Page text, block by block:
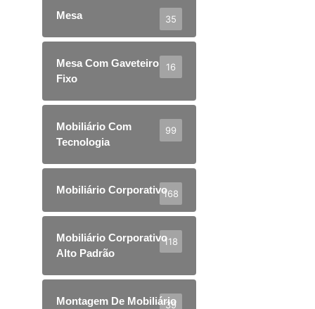
Mesa 35
Mesa Com Gaveteiro
Fixo
16
Mobiliário Com
Tecnologia
99
Mobiliário Corporativo168
Mobiliário Corporativo
Alto Padrão
118
Montagem De Mobiliário
39